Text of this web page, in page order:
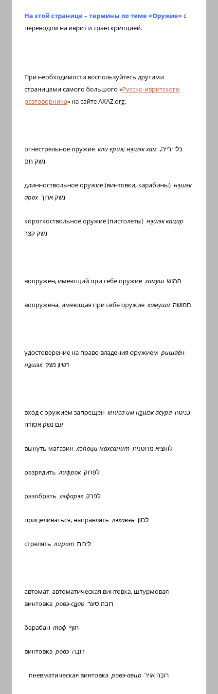
арамейском.
арамейском.
рецепты
переводом
иврит
На этойстранице– термины потеме«Оружие»с
переводом на иврит итранскрипцией.
При необходимости воспользуйтесь другими
страницами самого большого «Русско-ивритского
разговорника» на сайтеAXAZ.org.
огнестрельное оружие кли ерия; нэшэк хам כלי ירייה,
נשק חם
длинноствольное оружие (винтовки, карабины) нэшэк
арох נשק ארוך
короткоствольное оружие (пистолеты) нэшэк кацар
נשק קצר
вооружен, имеющий при себе оружиехамуш חמוש
вооружена, имеющая при себе оружиехамуша חמושה
удостоверение на право владения оружием ришаён-
нэшэк רשיון נשק
вход с оружием запрещен книса им нэшэк асура כניסה
עם נשק אסורה
вынуть магазинлэhоци махсанит להוציא מחסנית
разрядитьлифрок לפרוק
разобратьлэфарэк לפרק
прицеливаться, направлятьлэхавэн לכוון
стрелятьлирот לירות
автомат, автоматическая винтовка, штурмовая
винтовка ровэ-саар רובה סער
барабан тоф תוף
винтовка ровэ רובה
пневматическая винтовка ровэ-авир רובה אויר